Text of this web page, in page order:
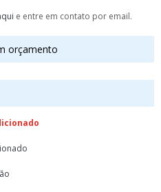
e entre em contato por email.
orçamento